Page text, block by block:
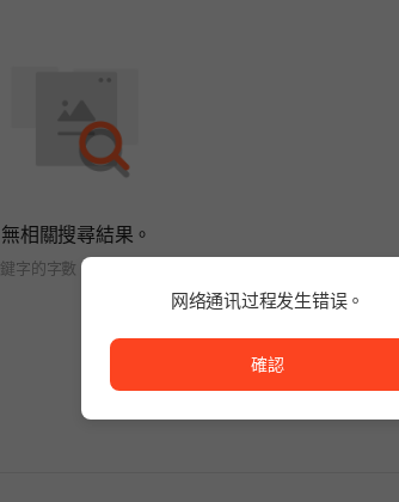
無相關搜尋結果。
字的字數，或變更搜尋條件。
网络通讯过程发生错误。
確認